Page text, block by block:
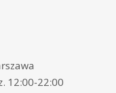
12:00-22:00